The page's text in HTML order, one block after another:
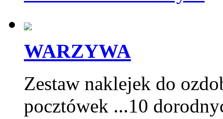
WARZYWA
Zestaw naklejek do
pocztówek ...10